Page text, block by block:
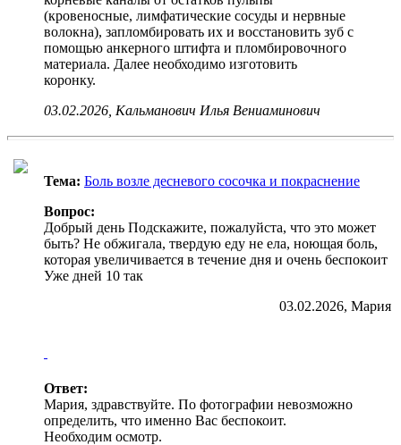
(кровеносные, лимфатические сосуды и нервные
волокна), запломбировать их и восстановить зуб с
помощью анкерного штифта и пломбировочного
материала. Далее необходимо изготовить
коронку.
03.02.2026, Кальманович Илья Вениаминович
Тема: Боль возле десневого сосочка и покраснение
Вопрос:
Добрый день Подскажите, пожалуйста, что это может
быть? Не обжигала, твердую еду не ела, ноющая боль,
которая увеличивается в течение дня и очень беспокоит
Уже дней 10 так
03.02.2026, Мария
Ответ:
Мария, здравствуйте. По фотографии невозможно
определить, что именно Вас беспокоит.
Необходим осмотр.